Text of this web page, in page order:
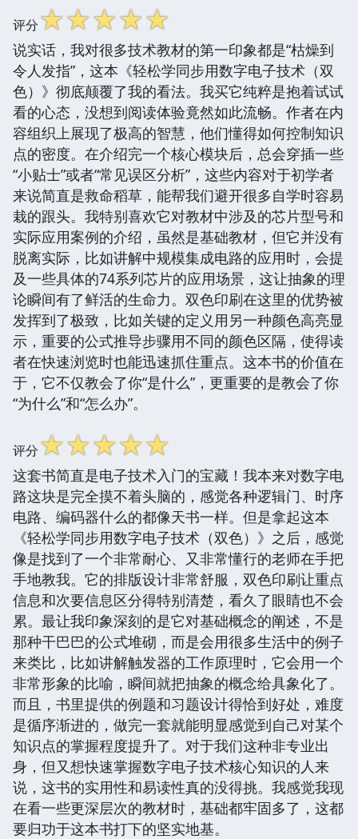
评分☆☆☆☆☆
说实话，我对很多技术教材的第一印象都是“枯燥到
令人发指”，这本《轻松学同步用数字电子技术（双
色）》彻底颠覆了我的看法。我买它纯粹是抱着试试
看的心态，没想到阅读体验竟然如此流畅。作者在内
容组织上展现了极高的智慧，他们懂得如何控制知识
点的密度。在介绍完一个核心模块后，总会穿插一些
“小贴士”或者“常见误区分析”，这些内容对于初学者
来说简直是救命稻草，能帮我们避开很多自学时容易
栽的跟头。我特别喜欢它对教材中涉及的芯片型号和
实际应用案例的介绍，虽然是基础教材，但它并没有
脱离实际，比如讲解中规模集成电路的应用时，会提
及一些具体的74系列芯片的应用场景，这让抽象的理
论瞬间有了鲜活的生命力。双色印刷在这里的优势被
发挥到了极致，比如关键的定义用另一种颜色高亮显
示，重要的公式推导步骤用不同的颜色区隔，使得读
者在快速浏览时也能迅速抓住重点。这本书的价值在
于，它不仅教会了你“是什么”，更重要的是教会了你
“为什么”和“怎么办”。
评分☆☆☆☆☆
这套书简直是电子技术入门的宝藏！我本来对数字电
路这块是完全摸不着头脑的，感觉各种逻辑门、时序
电路、编码器什么的都像天书一样。但是拿起这本
《轻松学同步用数字电子技术（双色）》之后，感觉
像是找到了一个非常耐心、又非常懂行的老师在手把
手地教我。它的排版设计非常舒服，双色印刷让重点
信息和次要信息区分得特别清楚，看久了眼睛也不会
累。最让我印象深刻的是它对基础概念的阐述，不是
那种干巴巴的公式堆砌，而是会用很多生活中的例子
来类比，比如讲解触发器的工作原理时，它会用一个
非常形象的比喻，瞬间就把抽象的概念给具象化了。
而且，书里提供的例题和习题设计得恰到好处，难度
是循序渐进的，做完一套就能明显感觉到自己对某个
知识点的掌握程度提升了。对于我们这种非专业出
身，但又想快速掌握数字电子技术核心知识的人来
说，这书的实用性和易读性真的没得挑。我感觉我现
在看一些更深层次的教材时，基础都牢固多了，这都
要归功于这本书打下的坚实地基。